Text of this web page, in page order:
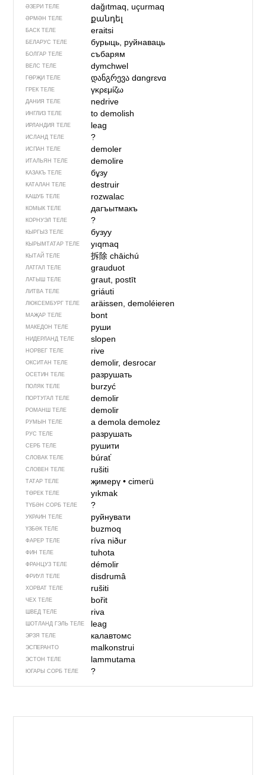
ӘЗЕРИ ТЕЛЕ dağıtmaq, uçurmaq
ӘРМӘН ТЕЛЕ քանդել
БАСК ТЕЛЕ eraitsi
БЕЛАРУС ТЕЛЕ бурыць, руйнаваць
БОЛГАР ТЕЛЕ събарям
ВЕЛС ТЕЛЕ dymchwel
ГӨРҖИ ТЕЛЕ დანგრევაdɑngrɛvɑ
ГРЕК ТЕЛЕ γκρεμίζω
ДАНИЯ ТЕЛЕ nedrive
ИНГЛИЗ ТЕЛЕ to demolish
ИРЛАНДИЯ ТЕЛЕ leag
ИСЛАНД ТЕЛЕ ?
ИСПАН ТЕЛЕ demoler
ИТАЛЬЯН ТЕЛЕ demolire
КАЗАКЪ ТЕЛЕ бұзу
КАТАЛАН ТЕЛЕ destruir
КАШУБ ТЕЛЕ rozwalac
КОМЫК ТЕЛЕ дагъытмакъ
КОРНУЭЛ ТЕЛЕ ?
КЫРГЫЗ ТЕЛЕ бузуу
КЫРЫМТАТАР ТЕЛЕ yıqmaq
КЫТАЙ ТЕЛЕ 拆除chāichú
ЛАТГАЛ ТЕЛЕ grauduot
ЛАТЫШ ТЕЛЕ graut, postīt
ЛИТВА ТЕЛЕ griáuti
ЛЮКСЕМБУРГ ТЕЛЕ aräissen, demoléieren
МАҖАР ТЕЛЕ bont
МАКЕДОН ТЕЛЕ руши
НИДЕРЛАНД ТЕЛЕ slopen
НОРВЕГ ТЕЛЕ rive
ОКСИТАН ТЕЛЕ demolir, desrocar
ОСЕТИН ТЕЛЕ разрушать
ПОЛЯК ТЕЛЕ burzyć
ПОРТУГАЛ ТЕЛЕ demolir
РОМАНШ ТЕЛЕ demolir
РУМЫН ТЕЛЕ a demolademolez
РУС ТЕЛЕ разрушать
СЕРБ ТЕЛЕ рушити
СЛОВАК ТЕЛЕ búrať
СЛОВЕН ТЕЛЕ rušiti
ТАТАР ТЕЛЕ җимерү• cimerü
ТӨРЕК ТЕЛЕ yıkmak
ТҮБӘН СОРБ ТЕЛЕ ?
УКРАИН ТЕЛЕ руйнувати
ҮЗБӘК ТЕЛЕ buzmoq
ФАРЕР ТЕЛЕ ríva niður
ФИН ТЕЛЕ tuhota
ФРАНЦУЗ ТЕЛЕ démolir
ФРИУЛ ТЕЛЕ disdrumâ
ХОРВАТ ТЕЛЕ rušiti
ЧЕХ ТЕЛЕ bořit
ШВЕД ТЕЛЕ riva
ШОТЛАНД ГЭЛЬ ТЕЛЕ leag
ЭРЗЯ ТЕЛЕ калавтомс
ЭСПЕРАНТО malkonstrui
ЭСТОН ТЕЛЕ lammutama
ЮГАРЫ СОРБ ТЕЛЕ ?